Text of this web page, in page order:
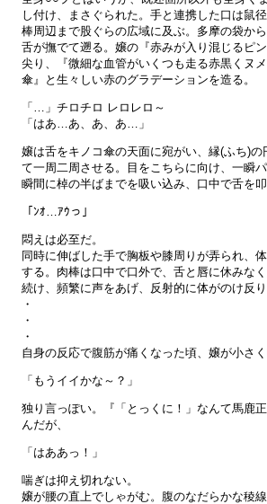
し付け、まさぐられた。手と連携した口は鼠
棒周辺まで股ぐらの広域に及ぶ。多摩の袋か
舌が撫でて遡る。嬢の『赤みが入り混じるピ
尖り、『微細な血管がいくつも走る赤黒くヌ
傘』と生々しい赤のグラデーションを造る。
「…」チロチロ レロレロ～
「はあ…あ、あ、あ…」
嬢は舌をキノコ傘の天面に宛がい、縁(ふち)の
て一周二周させる。目をこちらに向け、一瞬
瞬間に棹の半ばまでを吸い込み、口中で舌を叩
「ﾝｵ…ｱｳっ」
悶えは必至だ。
同時に伸ばした手で胸板や膝周りが弄られ、
する。肉棒は口中で口外で、舌と唇に休みな
続け、頻繁に声をあげ、反射的に体がのけ反り
・
・
・
自身の反応で腹筋が痛くなった頃、嬢が小さく
「もうイイかな～？」
独り言っぽい。『「とっくに！」なんて馬鹿
んだが、
「はああっ！」
喘ぎは抑え切れない。
嬢が腰の直上でしゃがむ。腹のなだらかな稜